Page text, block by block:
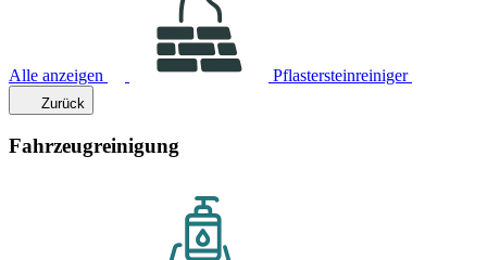
Alle anzeigen Pflastersteinreiniger
Zurück
Fahrzeugreinigung